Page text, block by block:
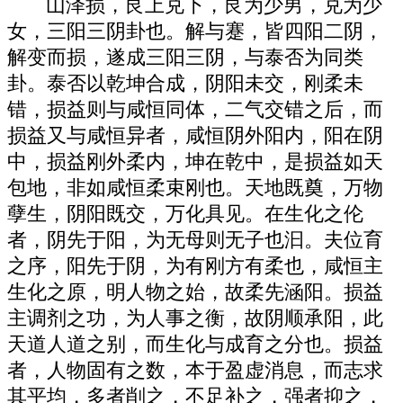
山泽损，艮上兑下，艮为少男，兑为少
女，三阳三阴卦也。解与蹇，皆四阳二阴，
解变而损，遂成三阳三阴，与泰否为同类
卦。泰否以乾坤合成，阴阳未交，刚柔未
错，损益则与咸恒同体，二气交错之后，而
损益又与咸恒异者，咸恒阴外阳内，阳在阴
中，损益刚外柔内，坤在乾中，是损益如天
包地，非如咸恒柔束刚也。天地既奠，万物
孽生，阴阳既交，万化具见。在生化之伦
者，阴先于阳，为无母则无子也汩。夫位育
之序，阳先于阴，为有刚方有柔也，咸恒主
生化之原，明人物之始，故柔先涵阳。损益
主调剂之功，为人事之衡，故阴顺承阳，此
天道人道之别，而生化与成育之分也。损益
者，人物固有之数，本于盈虚消息，而志求
其平均，多者削之，不足补之，强者抑之，